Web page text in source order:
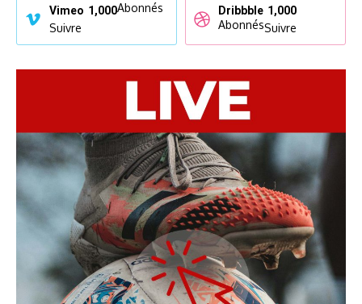
Vimeo 1,000Abonnés
Suivre
Dribbble 1,000
AbonnésSuivre